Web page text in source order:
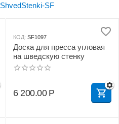
ShvedStenki-SF
КОД: SF1097
Доска для пресса угловая
на шведскую стенку
6 200.00 Р